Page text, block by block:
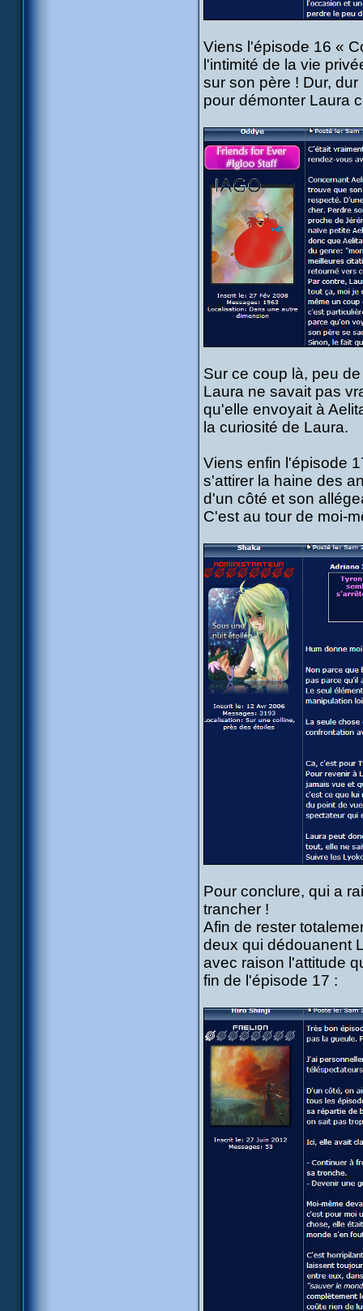
Viens l'épisode 16 «
l'intimité de la vie
sur son père ! Dur,
pour démonter Laura
Sur ce coup là, peu
Laura ne savait pas
qu'elle envoyait à
la curiosité de Laura.
Viens enfin l'épisode
s'attirer la haine des
d'un côté et son
C'est au tour de moi-
Pour conclure, qui a
trancher !
Afin de rester
deux qui dédouanent
avec raison l'attitude
fin de l'épisode 17 :